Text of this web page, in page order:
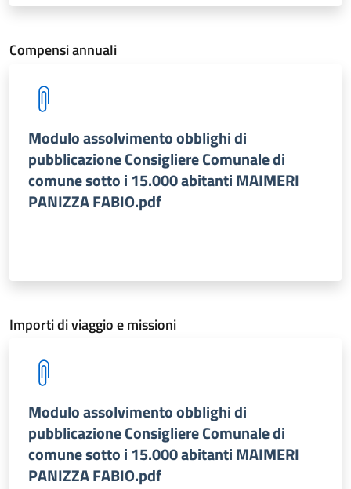
Compensi annuali
Modulo assolvimento obblighi di
pubblicazione Consigliere Comunale di
comune sotto i 15.000 abitanti MAIMERI
PANIZZA FABIO.pdf
Importi di viaggio e missioni
Modulo assolvimento obblighi di
pubblicazione Consigliere Comunale di
comune sotto i 15.000 abitanti MAIMERI
PANIZZA FABIO.pdf